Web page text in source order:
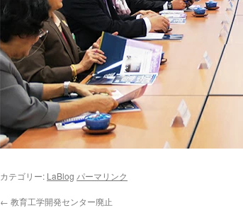
カテゴリー: LaBlog パーマリンク
← 教育工学開発センター廃止